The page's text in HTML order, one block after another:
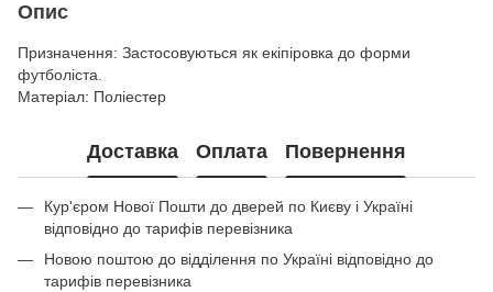
Опис
Призначення: Застосовуються як екіпіровка до форми
футболіста.
Матеріал: Поліестер
Доставка Оплата Повернення
Кур'єром Нової Пошти до дверей по Києву і Україні
відповідно до тарифів перевізника
Новою поштою до відділення по Україні відповідно до
тарифів перевізника